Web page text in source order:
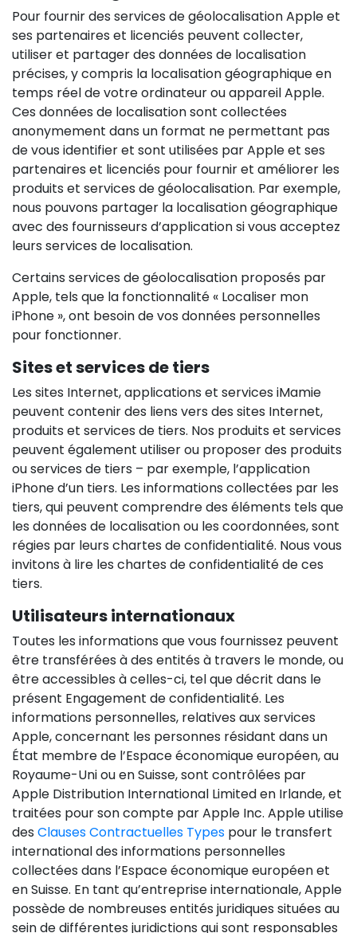
Pour fournir des services de géolocalisation Apple et
ses partenaires et licenciés peuvent collecter,
utiliser et partager des données de localisation
précises, y compris la localisation géographique en
temps réel de votre ordinateur ou appareil Apple.
Ces données de localisation sont collectées
anonymement dans un format ne permettant pas
de vous identifier et sont utilisées par Apple et ses
partenaires et licenciés pour fournir et améliorer les
produits et services de géolocalisation. Par exemple,
nous pouvons partager la localisation géographique
avec des fournisseurs d’application si vous acceptez
leurs services de localisation.
Certains services de géolocalisation proposés par
Apple, tels que la fonctionnalité « Localiser mon
iPhone », ont besoin de vos données personnelles
pour fonctionner.
Sites et services de tiers
Les sites Internet, applications et services iMamie
peuvent contenir des liens vers des sites Internet,
produits et services de tiers. Nos produits et services
peuvent également utiliser ou proposer des produits
ou services de tiers – par exemple, l’application
iPhone d’un tiers. Les informations collectées par les
tiers, qui peuvent comprendre des éléments tels que
les données de localisation ou les coordonnées, sont
régies par leurs chartes de confidentialité. Nous vous
invitons à lire les chartes de confidentialité de ces
tiers.
Utilisateurs internationaux
Toutes les informations que vous fournissez peuvent
être transférées à des entités à travers le monde, ou
être accessibles à celles-ci, tel que décrit dans le
présent Engagement de confidentialité. Les
informations personnelles, relatives aux services
Apple, concernant les personnes résidant dans un
État membre de l’Espace économique européen, au
Royaume-Uni ou en Suisse, sont contrôlées par
Apple Distribution International Limited en Irlande, et
traitées pour son compte par Apple Inc. Apple utilise
des Clauses Contractuelles Types pour le transfert
international des informations personnelles
collectées dans l’Espace économique européen et
en Suisse. En tant qu’entreprise internationale, Apple
possède de nombreuses entités juridiques situées au
sein de différentes juridictions qui sont responsables